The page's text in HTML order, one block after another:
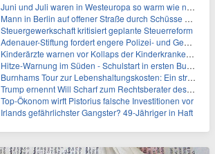
Juni und Juli waren in Westeuropa so warm wie noch nie
Mann in Berlin auf offener Straße durch Schüsse getötet
Steuergewerkschaft kritisiert geplante Steuerreform
Adenauer-Stiftung fordert engere Polizei- und Geheimdienstkooperation
Kinderärzte warnen vor Kollaps der Kinderkrankenpflege
Hitze-Warnung im Süden - Schulstart in ersten Bundesländern
Burnhams Tour zur Lebenshaltungskosten: Ein strategischer Schritt inmitten von Kontroversen
Trump ernennt Will Scharf zum Rechtsberater des Weißen Hauses: Auswirkungen auf Wirtschaft und Governance
Top-Ökonom wirft Pistorius falsche Investitionen vor
Irlands gefährlichster Gangster? 49-Jähriger in Haft